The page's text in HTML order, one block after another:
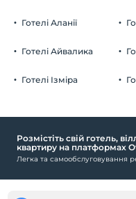
Готелі Аланії
Готелі Айвалика
Готелі Ізміра
Розмістіть свій готель,
квартиру на платформах
Легка та самообслуговування